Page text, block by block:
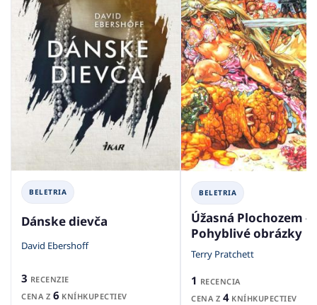
BELETRIA
Dánske dievča
David Ebershoff
3 RECENZIE
CENA Z 6 KNÍHKUPECTIEV
BELETRIA
Úžasná Plochozem -
Pohyblivé obrázky
Terry Pratchett
1 RECENCIA
CENA Z 4KNÍHKUPECTIEV